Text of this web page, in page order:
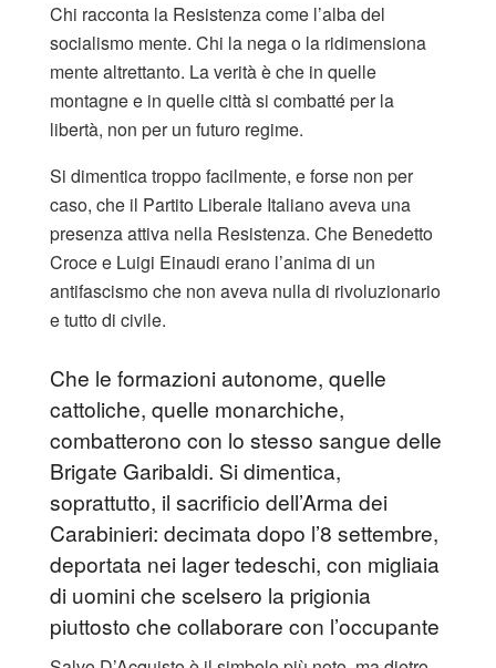
Chi racconta la Resistenza come l’alba del
socialismo mente. Chi la nega o la ridimensiona
mente altrettanto. La verità è che in quelle
montagne e in quelle città si combatté per la
libertà, non per un futuro regime.
Si dimentica troppo facilmente, e forse non per
caso, che il Partito Liberale Italiano aveva una
presenza attiva nella Resistenza. Che Benedetto
Croce e Luigi Einaudi erano l’anima di un
antifascismo che non aveva nulla di rivoluzionario
e tutto di civile.
Che le formazioni autonome, quelle
cattoliche, quelle monarchiche,
combatterono con lo stesso sangue delle
Brigate Garibaldi. Si dimentica,
soprattutto, il sacrificio dell’Arma dei
Carabinieri: decimata dopo l’8 settembre,
deportata nei lager tedeschi, con migliaia
di uomini che scelsero la prigionia
piuttosto che collaborare con l’occupante